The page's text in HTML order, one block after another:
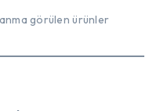
görülen ürünler